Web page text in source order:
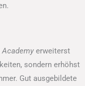
Academy erweiterst
sondern erhöhst
Gut ausgebildete